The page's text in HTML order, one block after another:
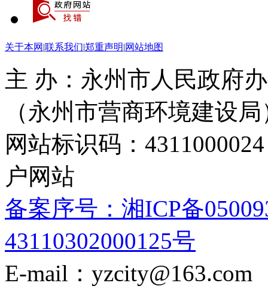
关于本网 |联系我们|郑重声明|网站地图
主 办：永州市人民政府
（永州市营商环境建设局
网站标识码：
户网站
备案序号：湘ICP备
43110302000125号
E-mail：yzcity@163.com